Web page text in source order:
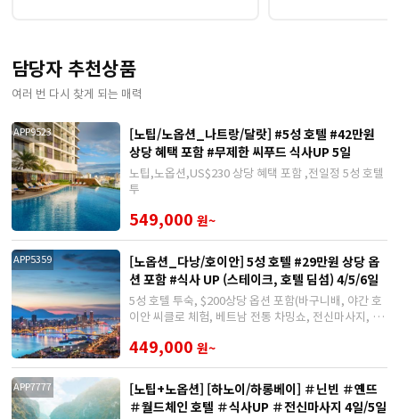
담당자 추천상품
여러 번 다시 찾게 되는 매력
APP9523
[노팁/노옵션_나트랑/달랏] #5성 호텔 #42만원
상당 혜택 포함 #무제한 씨푸드 식사UP 5일
노팁,노옵션,US$230 상당 혜택 포함 ,전일정 5성 호텔
투
549,000 원~
APP5359
[노옵션_다낭/호이안] 5성 호텔 #29만원 상당 옵
션 포함 #식사 UP (스테이크, 호텔 딤섬) 4/5/6일
5성 호텔 투숙, $200상당 옵션 포함(바구니배, 야간 호
이안 씨클로 체험, 베트남 전통 차밍쇼, 전신마사지, 한
쇼핑센터
449,000 원~
APP7777
[노팁+노옵션] [하노이/하롱베이] ＃닌빈 ＃옌뜨
＃월드체인 호텔 ＃식사UP ＃전신마사지 4일/5일